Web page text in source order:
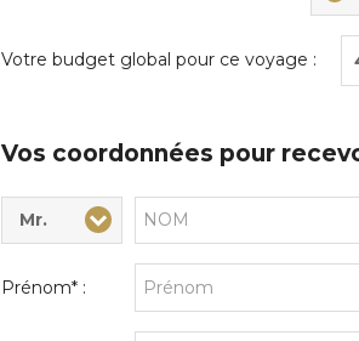
Votre budget global pour ce voyage :
Vos coordonnées pour
Civilité* :
Mr.
Nom* :
Prénom* :